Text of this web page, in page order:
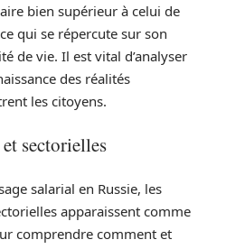
bien supérieur à celui de
qui se répercute sur son
de vie. Il est vital d’analyser
des réalités
les citoyens.
sectorielles
salarial en Russie, les
apparaissent comme
comprendre comment et